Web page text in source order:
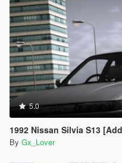
5.0
1992 Nissan Silvia S13
By Gx_Lover